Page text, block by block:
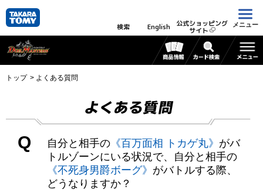
検索 English 公式ショッピング
サイト
メニュー
トップ よくある質問
よくある質問
Q 自分と相手の 《百万面相 トカゲ丸》 がバ
トルゾーンにいる状況で、自分と相手の
《不死身男爵ボーグ》 がバトルする際、
どうなりますか？